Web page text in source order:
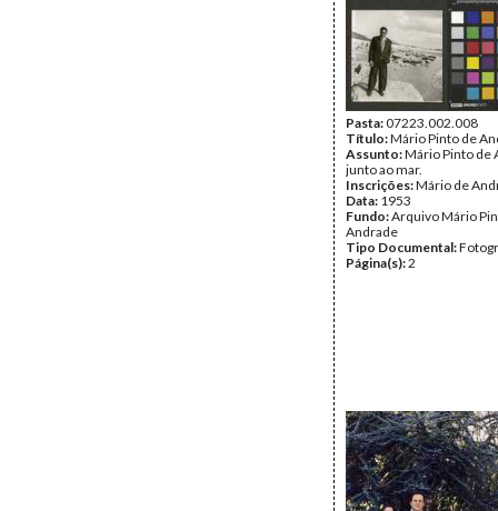
Pasta:07223.002.008
Título:Mário Pinto de
Assunto:Mário Pinto de
junto ao mar.
Inscrições:Mário de
Data: 1953
Fundo:Arquivo Mário
Andrade
Tipo Documental:
Página(s):2